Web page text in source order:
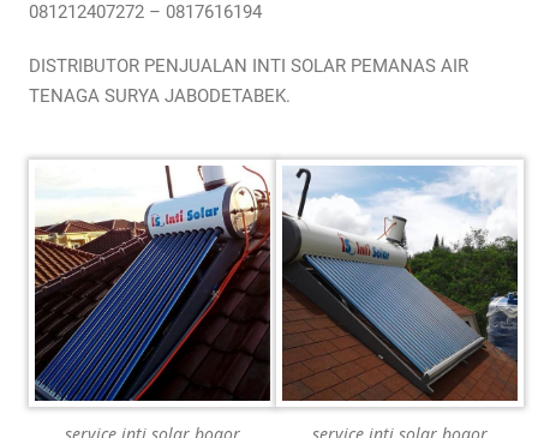
081212407272 – 0817616194
DISTRIBUTOR PENJUALAN INTI SOLAR PEMANAS AIR
TENAGA SURYA JABODETABEK.